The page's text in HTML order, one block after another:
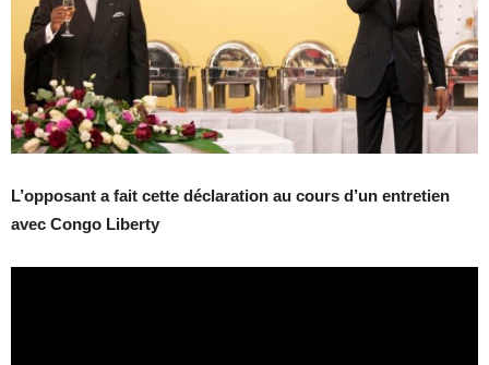
L’opposant a fait cette déclaration au cours d’un entretien
avec Congo Liberty